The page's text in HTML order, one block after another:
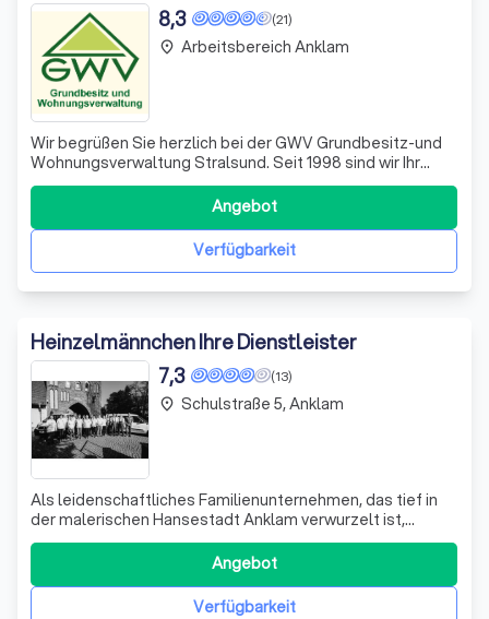
(21)
8,3
Wir begrüßen Sie herzlich bei der GWV Grundbesitz-und
Wohnungsverwaltung Stralsund. Seit 1998 sind wir Ihr
vertrauenswürdiger Partner in der Hausverwaltung und
bieten sowohl kaufmännische als auch technische
Verwaltungsdienstleistungen an. Unser Portfolio umfasst
derzeit rund 650 Wohneinheiten in et
Verfügbarkeit
Angebot
place Arbeitsbereich Anklam
Heinzelmännchen Ihre Dienstleister
(13)
7,3
Als leidenschaftliches Familienunternehmen, das tief in
der malerischen Hansestadt Anklam verwurzelt ist,
widmen wir uns bei Heinzelmännchen – Ihre Dienstleister
mit Hingabe der Zufriedenheit unserer Kunden. Unsere
Firmenphilosophie basiert auf einer maßgeschneiderten
Betreuung, die sich an den indi
Verfügbarkeit
Angebot
place Schulstraße 5, Anklam